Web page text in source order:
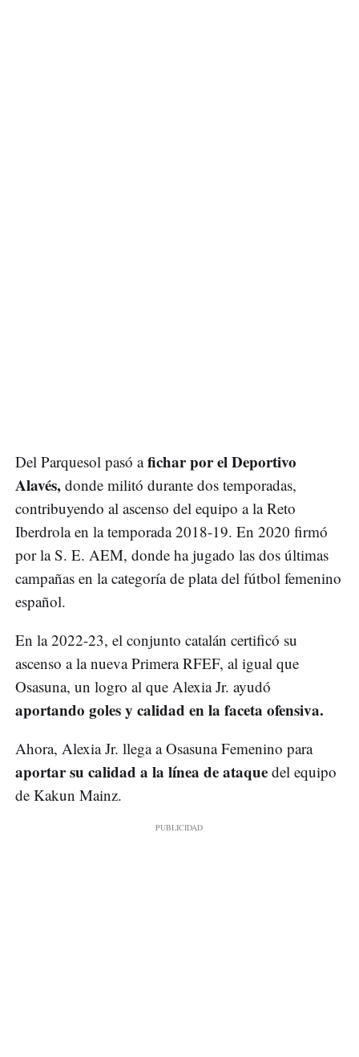
Del Parquesol pasó afichar por el Deportivo
Alavés, donde militó durante dos temporadas,
contribuyendo al ascenso del equipo a la Reto
Iberdrola en la temporada 2018-19. En 2020 firmó
por la S. E. AEM, donde ha jugado las dos últimas
campañas en la categoría de plata del fútbol femenino
español.
En la 2022-23, el conjunto catalán certificó su
ascenso a la nueva Primera RFEF, al igual que
Osasuna, un logro al que Alexia Jr. ayudó
aportando goles y calidad en la faceta ofensiva.
Ahora, Alexia Jr. llega a Osasuna Femenino para
aportar su calidad a la línea de ataque del equipo
de Kakun Mainz.